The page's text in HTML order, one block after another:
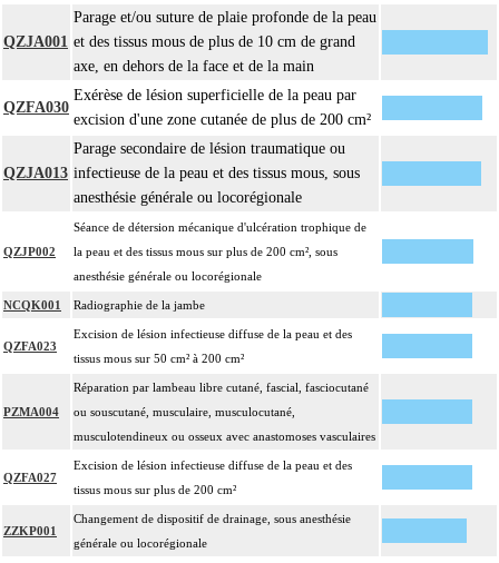
QZJA001
Parage et/ou suture de plaie profonde de la peau
et des tissus mous de plus de 10 cm de grand
axe, en dehors de la face et de la main
QZFA030
Exérèse de lésion superficielle de la peau par
excision d'une zone cutanée de plus de 200 cm²
QZJA013
Parage secondaire de lésion traumatique ou
infectieuse de la peau et des tissus mous, sous
anesthésie générale ou locorégionale
QZJP002
Séance de détersion mécanique d'ulcération trophique de
la peau et des tissus mous sur plus de 200 cm², sous
anesthésie générale ou locorégionale
NCQK001 Radiographie de la jambe
QZFA023
Excision de lésion infectieuse diffuse de la peau et des
tissus mous sur 50 cm² à 200 cm²
PZMA004
Réparation par lambeau libre cutané, fascial, fasciocutané
ou souscutané, musculaire, musculocutané,
musculotendineux ou osseux avec anastomoses vasculaires
QZFA027
Excision de lésion infectieuse diffuse de la peau et des
tissus mous sur plus de 200 cm²
ZZKP001
Changement de dispositif de drainage, sous anesthésie
générale ou locorégionale